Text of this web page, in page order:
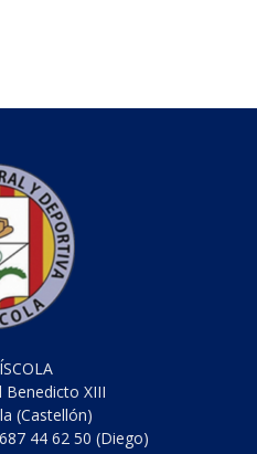
Benedicto XIII
(Castellón)
44 62 50 (Diego)